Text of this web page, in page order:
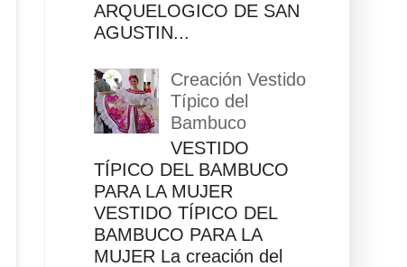
ARQUELOGICO DE SAN
AGUSTIN...
Creación Vestido
Típico del
Bambuco
VESTIDO
TÍPICO DEL BAMBUCO
PARA LA MUJER
VESTIDO TÍPICO DEL
BAMBUCO PARA LA
MUJER La creación del